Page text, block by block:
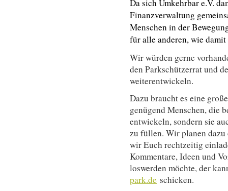
Da sich Umkehrbar e.V.
Finanzverwaltung
Menschen in der
für alle anderen, wie damit
Wir würden gerne
den Parkschützerrat und
weiterentwickeln.
Dazu braucht es eine
genügend Menschen, die
entwickeln, sondern sie
zu füllen. Wir planen
wir Euch rechtzeitig
Kommentare, Ideen und
loswerden möchte, der
park.de schicken.